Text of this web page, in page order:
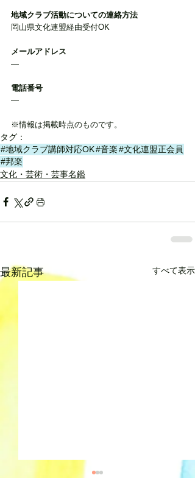
地域クラブ活動についての連絡方法
岡山県文化連盟経由受付OK
メールアドレス
―
電話番号
―
※情報は掲載時点のものです。
タグ：
#地域クラブ講師対応OK#音楽#文化連盟正会員
#邦楽
文化・芸術・芸事名鑑
最新記事 すべて表示